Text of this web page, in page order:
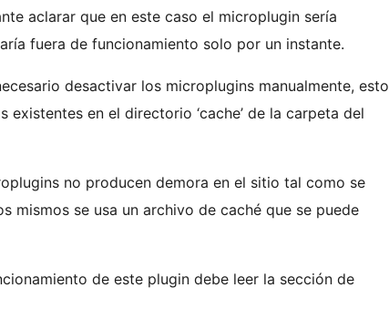
aclarar que en este caso el microplugin sería
fuera de funcionamiento solo por un instante.
desactivar los microplugins manualmente, esto
en el directorio ‘cache’ de la carpeta del
no producen demora en el sitio tal como se
mismos se usa un archivo de caché que se puede
de este plugin debe leer la sección de